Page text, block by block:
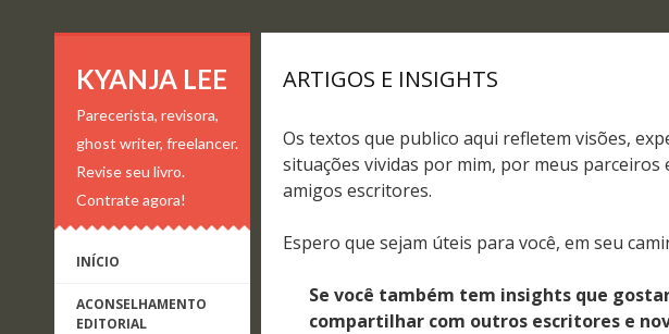
KYANJA LEE
Parecerista, revisora,
ghost writer, freelancer.
Revise seu livro.
Contrate agora!
INÍCIO
ACONSELHAMENTO
EDITORIAL
ARTIGOS E INSIGHTS
Os textos que publico aqui refletem visões,
situações vividas por mim, por meus parceiros
amigos escritores.
Espero que sejam úteis para você, em seu
Se você também tem insights que
compartilhar com outros escritores e